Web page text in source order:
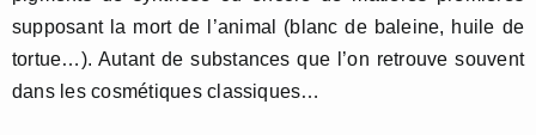
supposant la mort de l’animal (blanc de baleine, huile de
tortue…). Autant de substances que l’on retrouve souvent
dans les cosmétiques classiques…